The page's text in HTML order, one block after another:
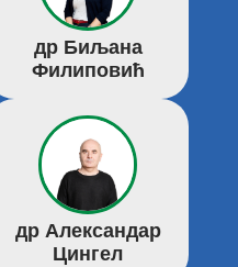
др Биљана
Филиповић
др Александар
Цингел